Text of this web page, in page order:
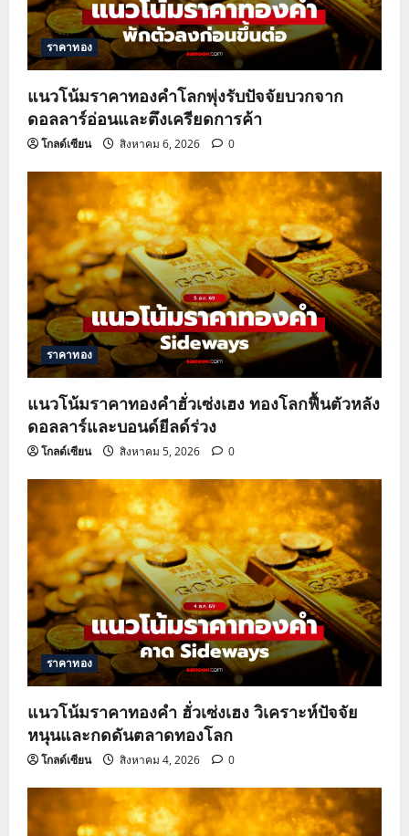
ราคาทอง
แนวโน้มราคาทองคำโลกพุ่งรับปัจจัยบวกจาก
ดอลลาร์อ่อนและตึงเครียดการค้า
โกลด์เซียน สิงหาคม 6, 2026 0
ราคาทอง
แนวโน้มราคาทองคำฮั่วเซ่งเฮง ทองโลกฟื้นตัวหลัง
ดอลลาร์และบอนด์ยีลด์ร่วง
โกลด์เซียน สิงหาคม 5, 2026 0
ราคาทอง
แนวโน้มราคาทองคำ ฮั่วเซ่งเฮง วิเคราะห์ปัจจัย
หนุนและกดดันตลาดทองโลก
โกลด์เซียน สิงหาคม 4, 2026 0